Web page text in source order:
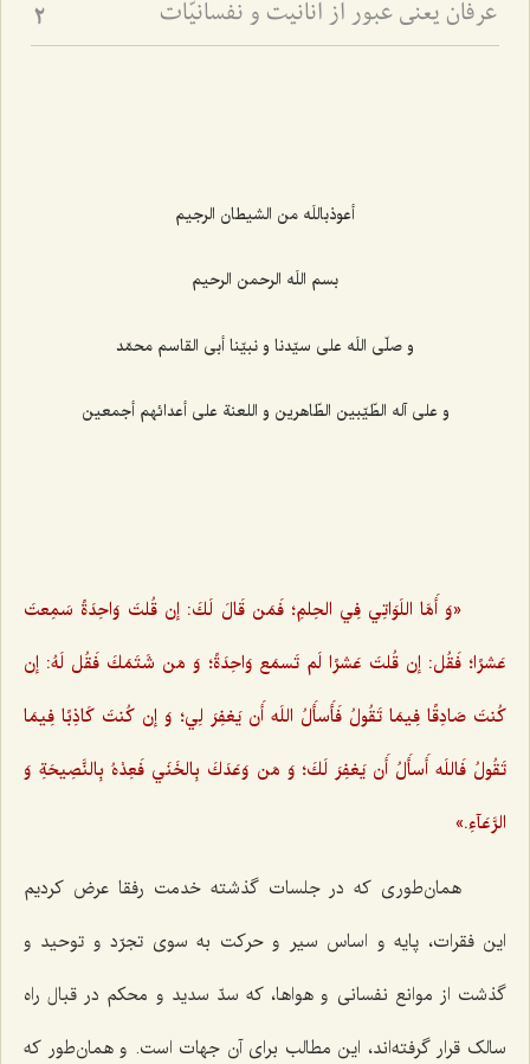
عرفان یعنی عبور از انانیت و نفسانیّات 2
أعوذباللَه من الشیطان الرجیم
بسم اللَه الرحمن الرحیم
و صلّی اللَه علی سیّدنا و نبیّنا أبی القاسم محمّد
و علی آله الطّیّبین الطّاهرین و اللعنة علی أعدائهم أجمعین
«وَ أَمَّا اللَوَاتِي‌ فِي‌ الحِلمِ؛ فَمَن قَالَ لَكَ: إن قُلتَ وَاحِدَةً سَمِعتَ
عَشرًا؛ فَقُل: إن قُلتَ عَشرًا لَم تَسمَع وَاحِدَةً؛ وَ مَن شَتَمَكَ فَقُل لَهُ: إن
كُنتَ صَادِقًا فِيمَا تَقُولُ فَأَسأَلُ اللَه أَن يَغفِرَ لِي‌؛ وَ إن كُنتَ كَاذِبًا فِيمَا
تَقُولُ فَاللَه أَسأَلُ أَن يَغفِرَ لَكَ؛ وَ مَن وَعَدَكَ بِالخَنَي‌ فَعِدْهُ بِالنَّصِيحَةِ وَ
الرَّعَآءِ.»
همان‌طوری که در جلسات گذشته خدمت رفقا عرض کردیم
این فقرات، پایه و اساس سیر و حرکت به سوی تجرّد و توحید و
گذشت از موانع نفسانی و هواها، که سدّ سدید و محکم در قبال راه
سالک قرار گرفته‌اند، این مطالب برای آن جهات است. و همان‌طور که